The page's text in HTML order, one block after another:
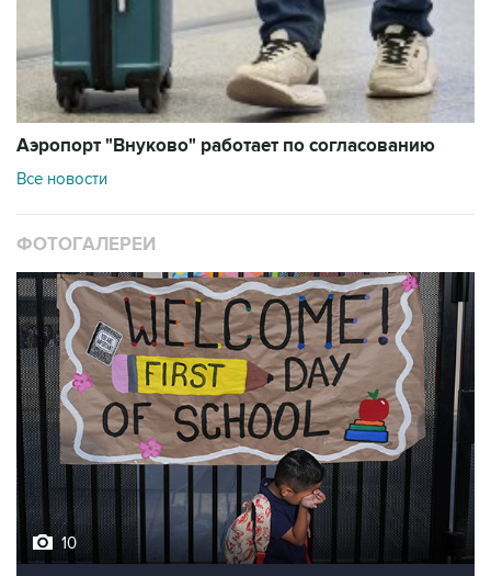
Аэропорт "Внуково" работает по согласованию
Все новости
ФОТОГАЛЕРЕИ
10